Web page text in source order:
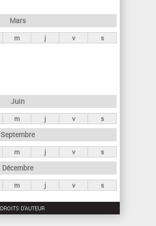
Mars
m j v s
Juin
m j v s
Septembre
m j v s
Décembre
m j v s
DROITS D'AUTEUR